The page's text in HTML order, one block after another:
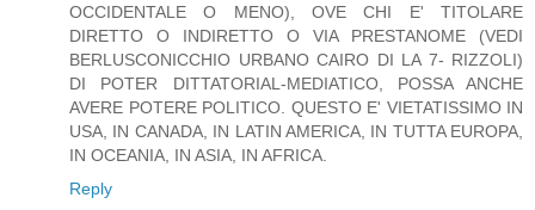
OCCIDENTALE O MENO), OVE CHI E' TITOLARE
DIRETTO O INDIRETTO O VIA PRESTANOME (VEDI
BERLUSCONICCHIO URBANO CAIRO DI LA 7- RIZZOLI)
DI POTER DITTATORIAL-MEDIATICO, POSSA ANCHE
AVERE POTERE POLITICO. QUESTO E' VIETATISSIMO IN
USA, IN CANADA, IN LATIN AMERICA, IN TUTTA EUROPA,
IN OCEANIA, IN ASIA, IN AFRICA.
Reply